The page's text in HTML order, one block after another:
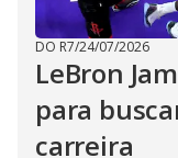
DO R7/24/07/2026
LeBron
para
carreira